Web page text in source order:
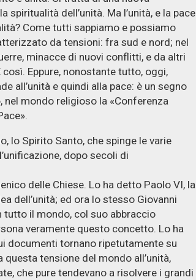
spiritualità dell’unità. Ma l’unità, e la pace
Come tutti sappiamo e possiamo
da tensioni: fra sud e nord; nel
minacce di nuovi conflitti, e da altri
Eppure, nonostante tutto, oggi,
all’unità e quindi alla pace: è un segno
mondo religioso la «Conferenza
lo Spirito Santo, che spinge le varie
dopo secoli di
delle Chiese. Lo ha detto Paolo VI, la
dell’unità; ed ora lo stesso Giovanni
tutto il mondo, col suo abbraccio
veramente questo concetto. Lo ha
documenti tornano ripetutamente su
questa tensione del mondo all’unità,
che pure tendevano a risolvere i grandi